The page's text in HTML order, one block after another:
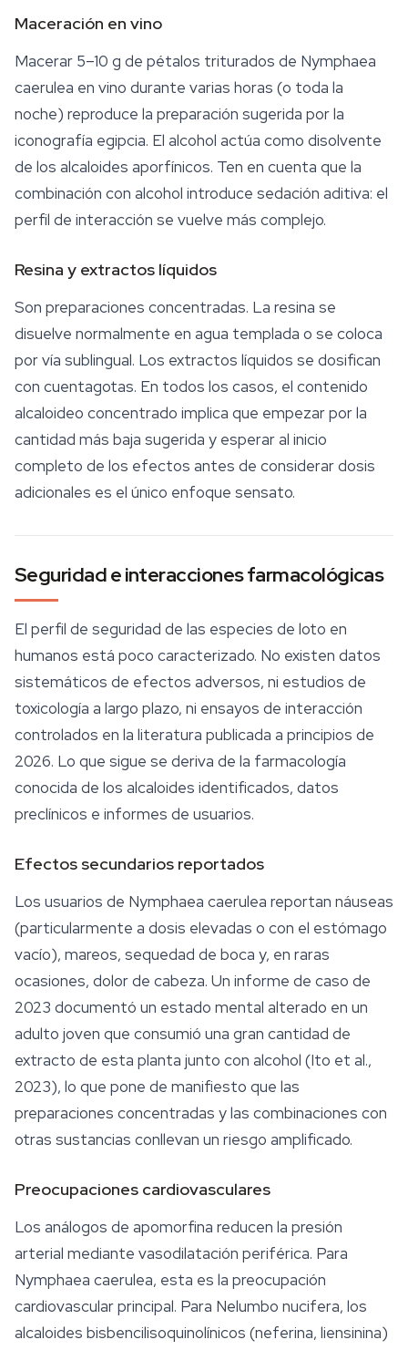
Maceración en vino
Macerar 5–10 g de pétalos triturados de Nymphaea
caerulea en vino durante varias horas (o toda la
noche) reproduce la preparación sugerida por la
iconografía egipcia. El alcohol actúa como disolvente
de los alcaloides aporfínicos. Ten en cuenta que la
combinación con alcohol introduce sedación aditiva: el
perfil de interacción se vuelve más complejo.
Resina y extractos líquidos
Son preparaciones concentradas. La resina se
disuelve normalmente en agua templada o se coloca
por vía sublingual. Los extractos líquidos se dosifican
con cuentagotas. En todos los casos, el contenido
alcaloideo concentrado implica que empezar por la
cantidad más baja sugerida y esperar al inicio
completo de los efectos antes de considerar dosis
adicionales es el único enfoque sensato.
Seguridad e interacciones farmacológicas
El perfil de seguridad de las especies de loto en
humanos está poco caracterizado. No existen datos
sistemáticos de efectos adversos, ni estudios de
toxicología a largo plazo, ni ensayos de interacción
controlados en la literatura publicada a principios de
2026. Lo que sigue se deriva de la farmacología
conocida de los alcaloides identificados, datos
preclínicos e informes de usuarios.
Efectos secundarios reportados
Los usuarios de Nymphaea caerulea reportan náuseas
(particularmente a dosis elevadas o con el estómago
vacío), mareos, sequedad de boca y, en raras
ocasiones, dolor de cabeza. Un informe de caso de
2023 documentó un estado mental alterado en un
adulto joven que consumió una gran cantidad de
extracto de esta planta junto con alcohol (Ito et al.,
2023), lo que pone de manifiesto que las
preparaciones concentradas y las combinaciones con
otras sustancias conllevan un riesgo amplificado.
Preocupaciones cardiovasculares
Los análogos de apomorfina reducen la presión
arterial mediante vasodilatación periférica. Para
Nymphaea caerulea, esta es la preocupación
cardiovascular principal. Para Nelumbo nucifera, los
alcaloides bisbencilisoquinolínicos (neferina, liensinina)